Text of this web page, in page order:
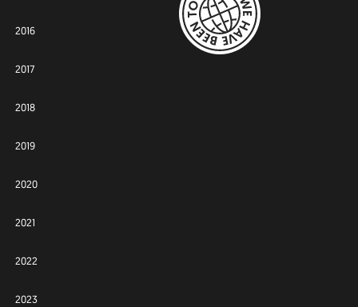
2016
2017
2018
2019
2020
2021
2022
2023